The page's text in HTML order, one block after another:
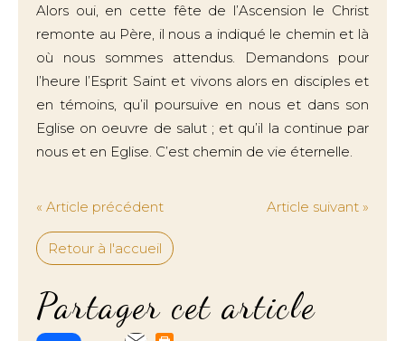
Alors oui, en cette fête de l’Ascension le Christ
remonte au Père, il nous a indiqué le chemin et là
où nous sommes attendus. Demandons pour
l’heure l’Esprit Saint et vivons alors en disciples et
en témoins, qu’il poursuive en nous et dans son
Eglise on oeuvre de salut ; et qu’il la continue par
nous et en Eglise. C’est chemin de vie éternelle.
« Article précédent Article suivant »
Retour à l'accueil
Partager cet article